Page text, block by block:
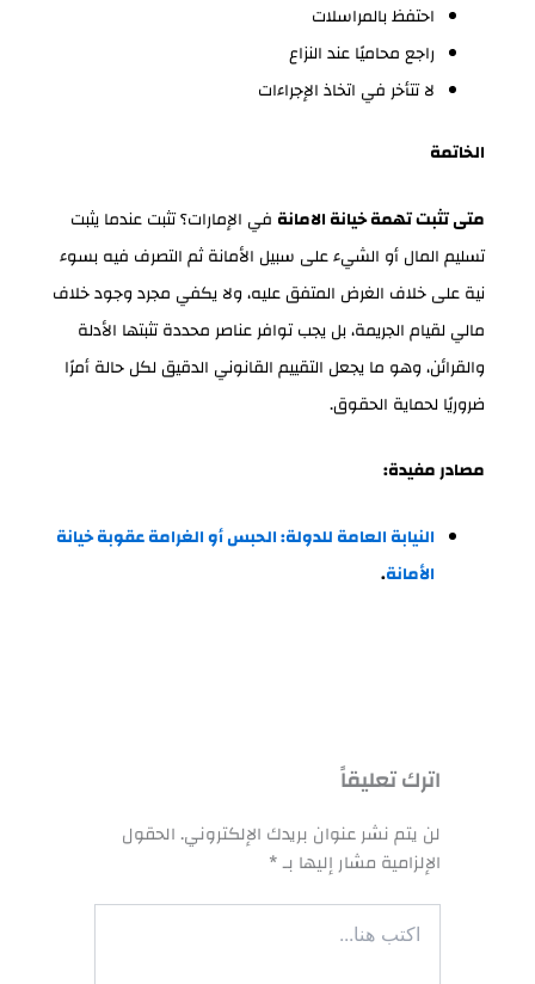
احتفظ بالمراسلات
راجع محاميًا عند النزاع
لا تتأخر في اتخاذ الإجراءات
الخاتمة
متى تثبت تهمة خيانة الامانة في الإمارات؟ تثبت عندما يثبت
تسليم المال أو الشيء على سبيل الأمانة ثم التصرف فيه بسوء
نية على خلاف الغرض المتفق عليه، ولا يكفي مجرد وجود خلاف
مالي لقيام الجريمة، بل يجب توافر عناصر محددة تثبتها الأدلة
والقرائن، وهو ما يجعل التقييم القانوني الدقيق لكل حالة أمرًا
ضروريًا لحماية الحقوق.
مصادر مفيدة:
النيابة العامة للدولة: الحبس أو الغرامة عقوبة خيانة
الأمانة.
اترك تعليقاً
لن يتم نشر عنوان بريدك الإلكتروني.الحقول
الإلزامية مشار إليها بـ*
اكتب
هنا...